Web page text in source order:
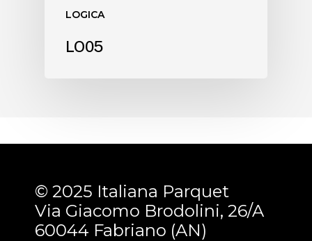
LOGICA
LO05
© 2025 Italiana Parquet
Via Giacomo Brodolini, 26/A
60044 Fabriano (AN)